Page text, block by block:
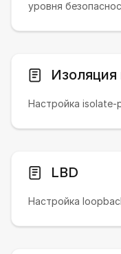
уровня
Изоляция
Настройка
LBD
Настройка